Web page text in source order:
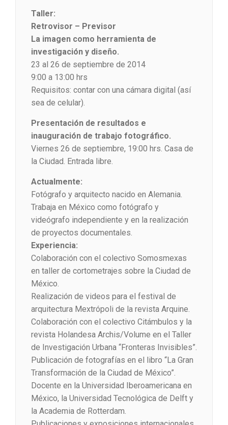
Taller:
Retrovisor – Previsor
La imagen como herramienta de
investigación y diseño.
23 al 26 de septiembre de 2014
9:00 a 13:00 hrs
Requisitos: contar con una cámara digital (así
sea de celular).
Presentación de resultados e
inauguración de trabajo fotográfico.
Viernes 26 de septiembre, 19:00 hrs. Casa de
la Ciudad. Entrada libre.
Actualmente:
Fotógrafo y arquitecto nacido en Alemania.
Trabaja en México como fotógrafo y
videógrafo independiente y en la realización
de proyectos documentales.
Experiencia:
Colaboración con el colectivo Somosmexas
en taller de cortometrajes sobre la Ciudad de
México.
Realización de videos para el festival de
arquitectura Mextrópoli de la revista Arquine.
Colaboración con el colectivo Citámbulos y la
revista Holandesa Archis/Volume en el Taller
de Investigación Urbana “Fronteras Invisibles”.
Publicación de fotografías en el libro “La Gran
Transformación de la Ciudad de México”.
Docente en la Universidad Iberoamericana en
México, la Universidad Tecnológica de Delft y
la Academia de Rotterdam.